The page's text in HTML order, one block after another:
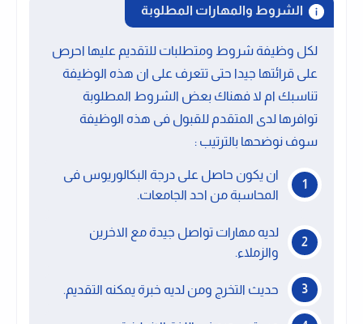
الشروط والمهارات المطلوبة
لكل وظيفة شروط ومتطلبات للتقديم عليها احرص
على قرائتها جيدا حتى تتعرف على ان هذه الوظيفة
تناسبك ام لا فهناك بعض الشروط المطلوبة
توافرها لدى المتقدم للقبول فى هذه الوظيفة
سوف نوضحها بالترتيب :
ان يكون حاصل على درجة البكالوريوس فى
المحاسبة من احد الجامعات.
لديه مهارات تواصل جيدة مع الاخرين
والزملاء.
حديث التخرج ومن لديه خبرة يمكنه التقديم.